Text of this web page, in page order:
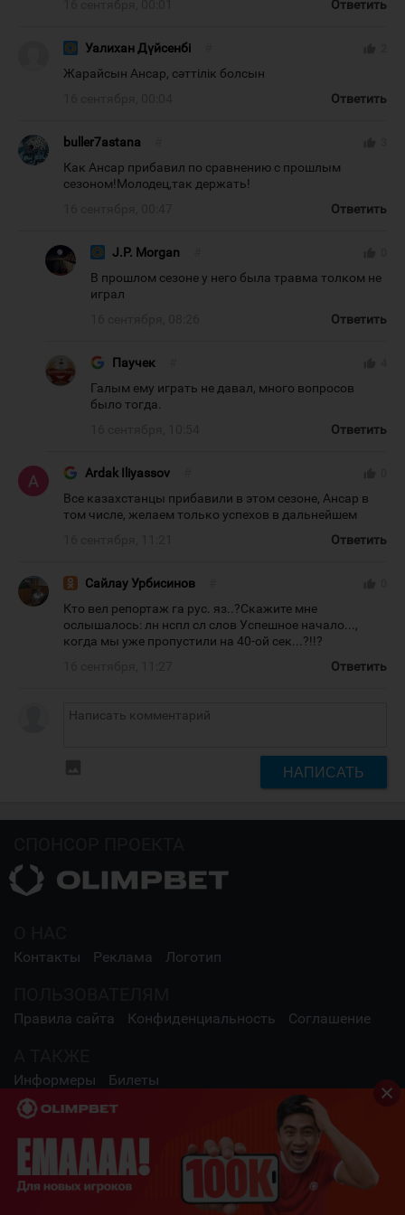
Ответить
Уалихан Дүйсенбі
Жарайсын Ансар, сәттілік болсын
Ответить
buller7astana
Как Ансар прибавил по сравнению с прошлым
сезоном!Молодец,так держать!
Ответить
J.P. Morgan
В прошлом сезоне у него была травма толком не
играл
Ответить
Паучек
Галым ему играть не давал, много вопросов
было тогда.
Ответить
Ardak Iliyassov
Все казахстанцы прибавили в этом сезоне, Ансар в
том числе, желаем только успехов в дальнейшем
Ответить
Сайлау Урбисинов
Кто вел репортаж га рус. яз..?Скажите мне
ослышалось: лн нспл сл слов Успешное начало...,
когда мы уже пропустили на 40-ой сек...?!!?
Ответить
НАПИСАТЬ
Контакты Реклама Логотип
Правила сайта Конфиденциальность Соглашение
Информеры Билеты
СОЦИАЛЬНЫЕ СЕТИ